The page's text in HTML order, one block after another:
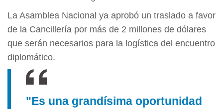
La Asamblea Nacional ya aprobó un traslado a favor
de la Cancillería por más de 2 millones de dólares
que serán necesarios para la logística del encuentro
diplomático.
"Es una grandísima oportunidad